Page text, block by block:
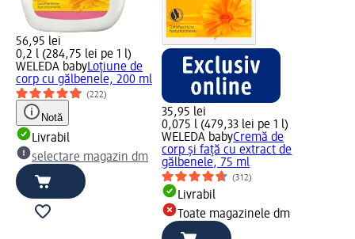
56,95 lei
0,2 l (284,75 lei pe 1 l)
WELEDA babyLoțiune de
corp cu gălbenele, 200 ml
(222)
Notă
Livrabil
selectare magazin dm
35,95 lei
0,075 l (479,33 lei pe 1 l)
WELEDA babyCremă de
corp și față cu extract de
gălbenele, 75 ml
(312)
Livrabil
Toate magazinele dm